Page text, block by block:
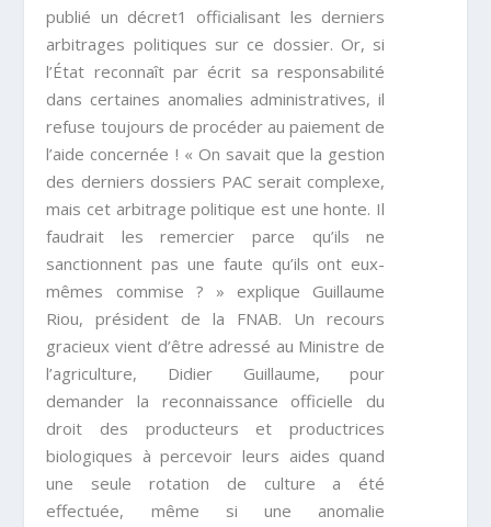
publié un décret1 officialisant les derniers
arbitrages politiques sur ce dossier. Or, si
l’État reconnaît par écrit sa responsabilité
dans certaines anomalies administratives, il
refuse toujours de procéder au paiement de
l’aide concernée ! « On savait que la gestion
des derniers dossiers PAC serait complexe,
mais cet arbitrage politique est une honte. Il
faudrait les remercier parce qu’ils ne
sanctionnent pas une faute qu’ils ont eux-
mêmes commise ? » explique Guillaume
Riou, président de la FNAB. Un recours
gracieux vient d’être adressé au Ministre de
l’agriculture, Didier Guillaume, pour
demander la reconnaissance officielle du
droit des producteurs et productrices
biologiques à percevoir leurs aides quand
une seule rotation de culture a été
effectuée, même si une anomalie